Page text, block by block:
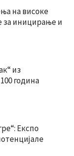
на високе
за иницирање и
из
година
Експо